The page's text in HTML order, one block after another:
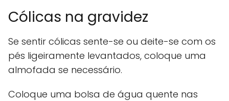
Cólicas na gravidez
Se sentir cólicas sente-se ou deite-se com os
pés ligeiramente levantados, coloque uma
almofada se necessário.
Coloque uma bolsa de água quente nas